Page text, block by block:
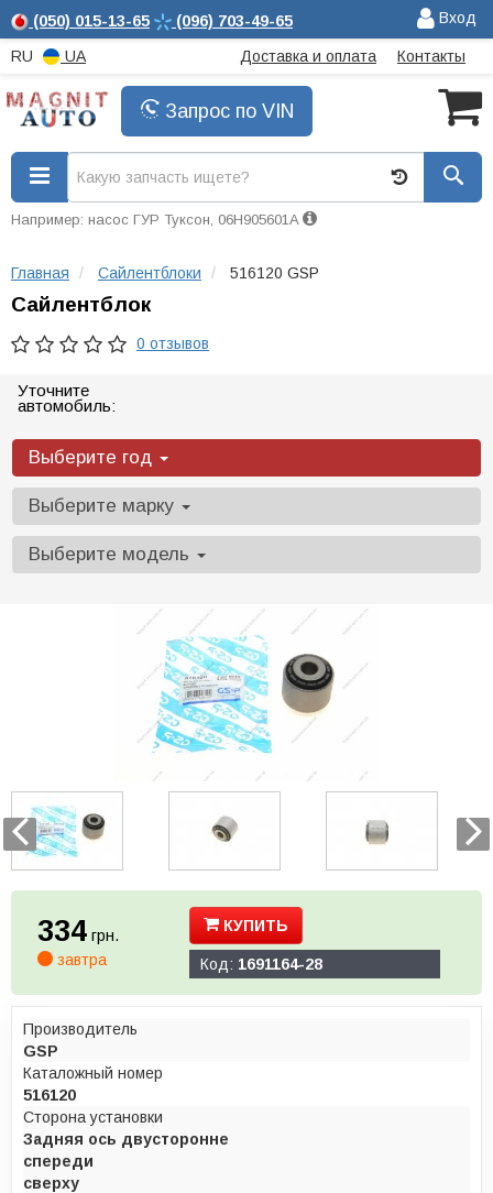
(050) 015-13-65 (096) 703-49-65 Вход
RU UA Доставка и оплата Контакты
Запрос по VIN
Например: насос ГУР Туксон, 06H905601A
Главная Сайлентблоки 516120 GSP
Сайлентблок
0 отзывов
Уточните
автомобиль:
Выберите год
Выберите марку
Выберите модель
334 грн.
завтра
КУПИТЬ
Код: 1691164-28
Производитель
GSP
Каталожный номер
516120
Сторона установки
Задняя ось двусторонне
спереди
сверху